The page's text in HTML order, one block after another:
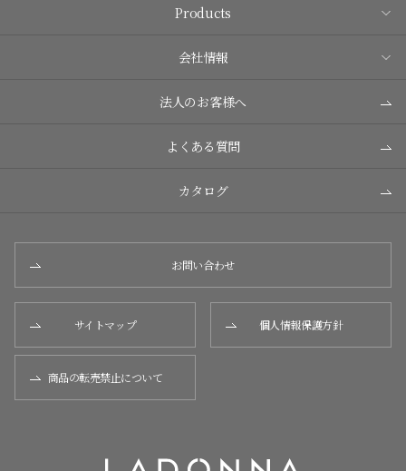
Products
会社情報
法人のお客様へ
よくある質問
カタログ
お問い合わせ
サイトマップ 個人情報保護方針
商品の転売禁止について